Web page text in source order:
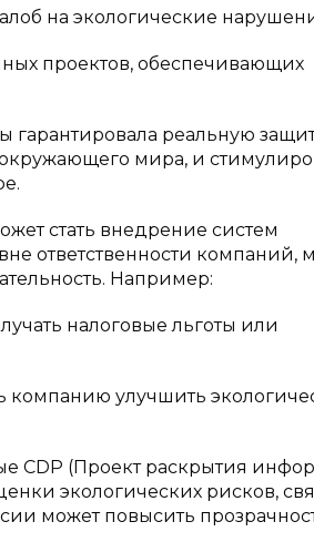
на экологические
проектов, обеспечивающих
гарантировала реальную
мира, и
стать внедрение систем
ответственности компаний,
Например:
налоговые льготы или
компанию улучшить
CDP (Проект раскрытия
экологических рисков,
может повысить